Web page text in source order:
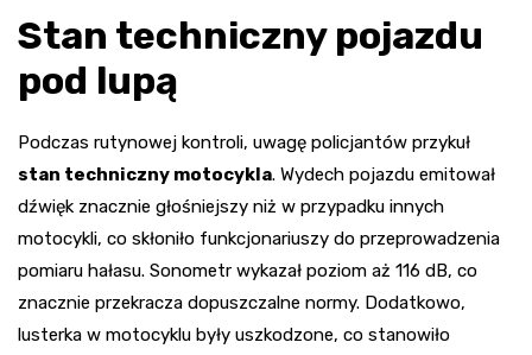
Stan techniczny pojazdu
pod lupą
Podczas rutynowej kontroli, uwagę policjantów przykuł
stan techniczny motocykla. Wydech pojazdu emitował
dźwięk znacznie głośniejszy niż w przypadku innych
motocykli, co skłoniło funkcjonariuszy do przeprowadzenia
pomiaru hałasu. Sonometr wykazał poziom aż 116 dB, co
znacznie przekracza dopuszczalne normy. Dodatkowo,
lusterka w motocyklu były uszkodzone, co stanowiło